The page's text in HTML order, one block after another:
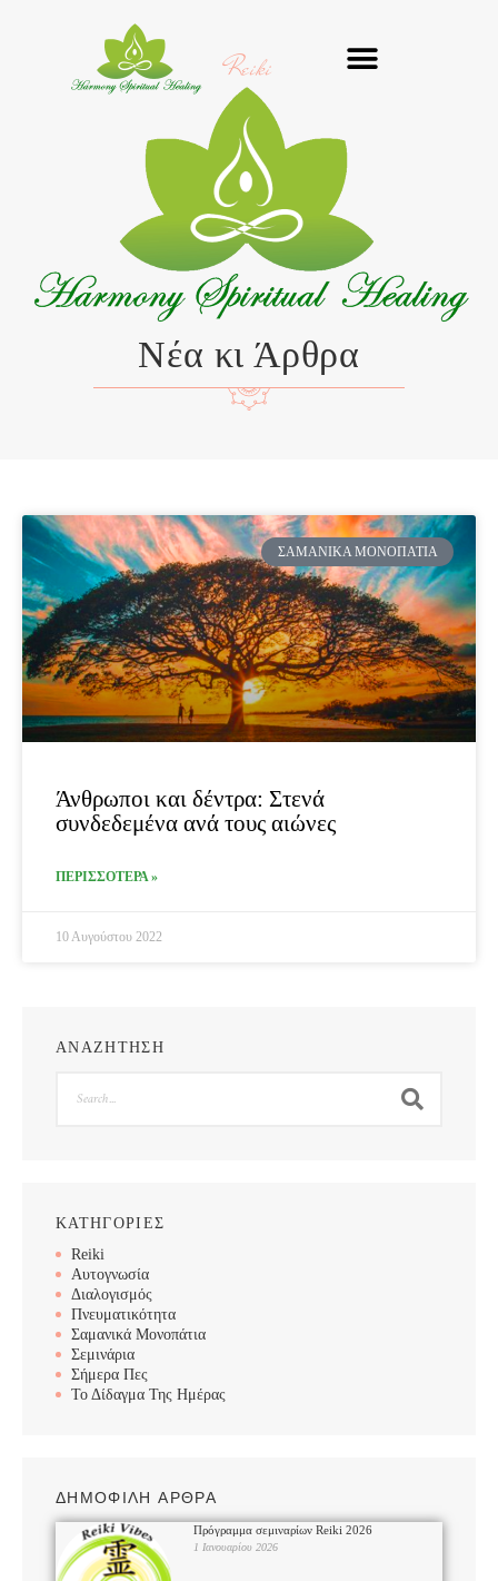
Reiki
Νέα κι Άρθρα
ΣΑΜΑΝΙΚΆ ΜΟΝΟΠΆΤΙΑ
Άνθρωποι και δέντρα: Στενά
συνδεδεμένα ανά τους αιώνες
ΠΕΡΙΣΣΟΤΕΡΑ »
10 Αυγούστου 2022
ΑΝΑΖΗΤΗΣΗ
ΚΑΤΗΓΟΡΙΕΣ
Reiki
Αυτογνωσία
Διαλογισμός
Πνευματικότητα
Σαμανικά Μονοπάτια
Σεμινάρια
Σήμερα Πες
Το Δίδαγμα Της Ημέρας
ΔΗΜΟΦΙΛΗ ΑΡΘΡΑ
Πρόγραμμα σεμιναρίων Reiki 2026
1 Ιανουαρίου 2026